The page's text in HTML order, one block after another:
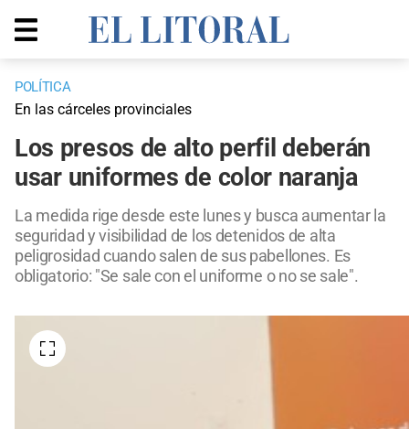
POLÍTICA
En las cárceles provinciales
Los presos de alto perfil deberán
usar uniformes de color naranja
La medida rige desde este lunes y busca aumentar la
seguridad y visibilidad de los detenidos de alta
peligrosidad cuando salen de sus pabellones. Es
obligatorio: "Se sale con el uniforme o no se sale".